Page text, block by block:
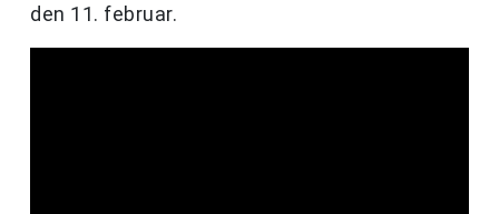
den 11. februar.